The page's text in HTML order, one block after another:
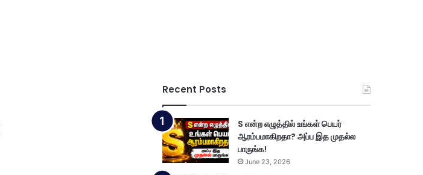
Recent Posts
S என்ற எழுத்தில் உங்கள் பெயர்
ஆரம்பமாகிறதா? அப்ப இத முதல்ல
பாருங்க!
June 23, 2026